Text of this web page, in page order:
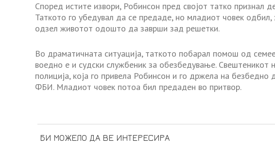
Според истите извори, Робинсон пред својот татко признал
Таткото го убедувал да се предаде, но младиот човек одбил,
одзел животот одошто да заврши зад решетки.
Во драматичната ситуација, таткото побарал помош од
воедно е и судски службеник за обезбедување. Свештеникот
полиција, која го привела Робинсон и го држела на безбедно
ФБИ. Младиот човек потоа бил предаден во притвор.
БИ МОЖЕЛО ДА ВЕ ИНТЕРЕСИРА